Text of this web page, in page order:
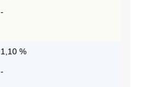
-
1,10 %
-